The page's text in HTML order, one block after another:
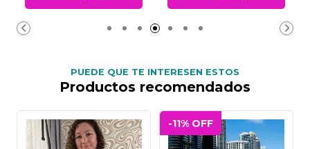
PUEDE QUE TE INTERESEN ESTOS
Productos recomendados
-11% OFF